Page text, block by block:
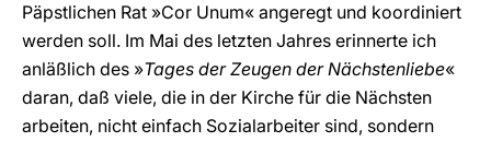
Päpstlichen Rat »Cor Unum« angeregt und koordiniert
werden soll. Im Mai des letzten Jahres erinnerte ich
anläßlich des »Tages der Zeugen der Nächstenliebe«
daran, daß viele, die in der Kirche für die Nächsten
arbeiten, nicht einfach Sozialarbeiter sind, sondern